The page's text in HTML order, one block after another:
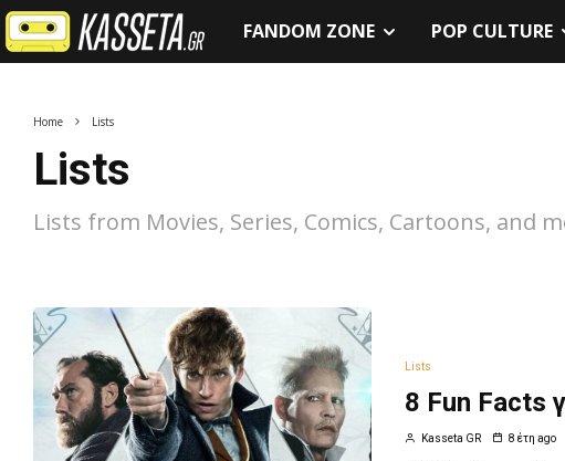
FANDOM ZONE POP CULTURE
Home Lists
Lists
Lists from Movies, Series, Comics, Cartoons, and
Lists
8 Fun Facts
Kasseta GR 8 έτη ago